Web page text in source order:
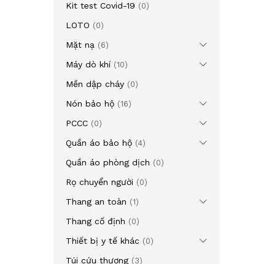
Kit test Covid-19 (0)
LOTO (0)
Mặt nạ (6)
Máy dò khí (10)
Mền dập cháy (0)
Nón bảo hộ (16)
PCCC (0)
Quần áo bảo hộ (4)
Quần áo phòng dịch (0)
Rọ chuyển người (0)
Thang an toàn (1)
Thang cố định (0)
Thiết bị y tế khác (0)
Túi cứu thương (3)